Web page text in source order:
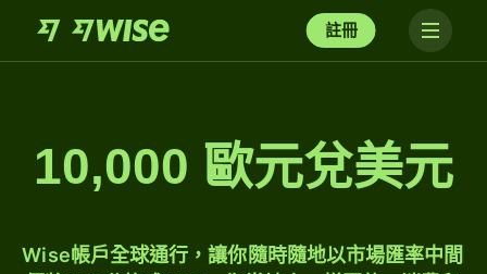
註冊
10,000 歐元兌美元
Wise帳戶全球通行，讓你隨時隨地以市場匯率中間